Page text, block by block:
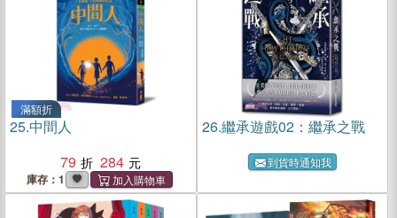
滿額折
25.中間人
79
284
庫存：1
26.繼承遊戲02：繼承之戰
到貨時通知我